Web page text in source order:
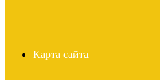
Карта сайта